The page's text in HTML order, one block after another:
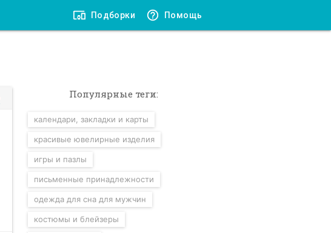
Подборки Помощь
Популярные теги:
календари, закладки и карты
красивые ювелирные изделия
игры и пазлы
письменные принадлежности
одежда для сна для мужчин
костюмы и блейзеры